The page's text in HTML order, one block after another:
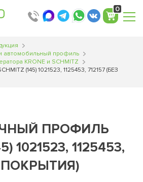
0
автомобильный профиль
KRONE и SCHMITZ
(145) 1021523, 1125453, 712157 (БЕЗ
ПРОФИЛЬ
1021523, 1125453,
ПОКРЫТИЯ)